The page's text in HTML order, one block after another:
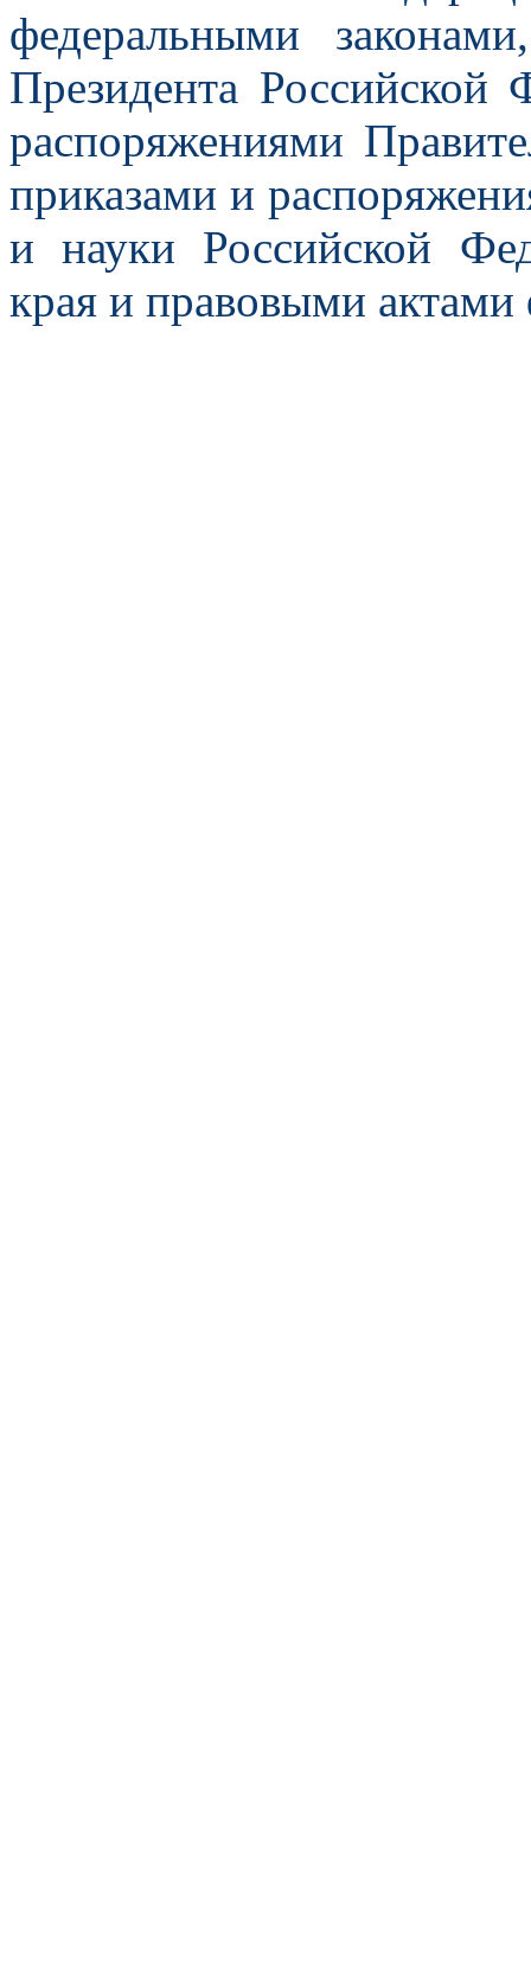
федеральными
Президента Российской
распо­ряжениями
приказами и
и науки Российской
края и право­выми